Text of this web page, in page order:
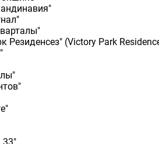
Резиденсез" (Victory Park